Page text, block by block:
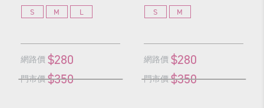
S M L
網路價 $280
門市價 $350
S M
網路價 $280
門市價 $350